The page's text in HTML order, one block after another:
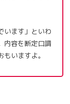
います」といわ
内容を断定口調
いますよ。